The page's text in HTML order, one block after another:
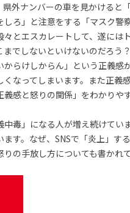
外ナンバーの車を見かける
ろ」と注意をする「マスク
々とエスカレートして、遂に
でしないといけないのだろ
らけしからん」という正義
なってしまいます。また正
感と怒りの関係」をわかりや
毒」になる人が増え続けて
ます。なぜ、SNSで「炎上」
の手放し方についても書かれて